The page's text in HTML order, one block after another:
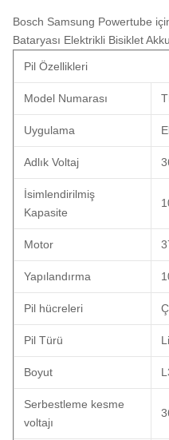
Bosch Samsung Powertube
Bataryası Elektrikli Bisiklet Akku
Pil Özellikleri
Model Numarası
Uygulama
Adlık Voltaj
İsimlendirilmiş
Kapasite
Motor
Yapılandırma
Pil hücreleri
Pil Türü
Boyut
Serbestleme kesme
voltajı